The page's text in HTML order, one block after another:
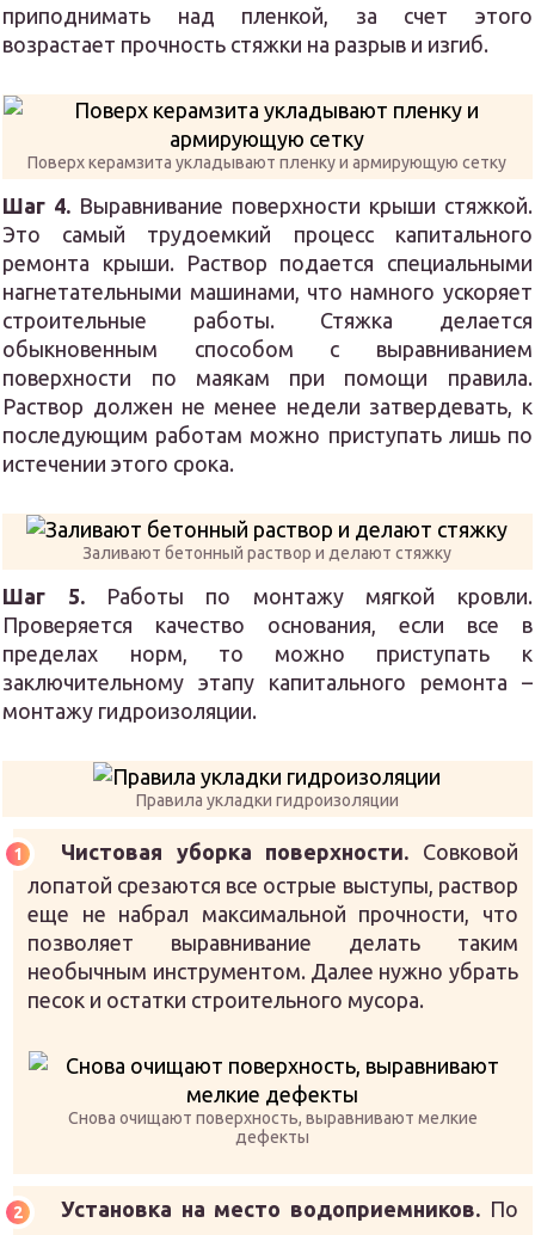
приподнимать над пленкой, за счет этого
возрастает прочность стяжки на разрыв и изгиб.
Поверх керамзита укладывают пленку и армирующую сетку
Шаг 4. Выравнивание поверхности крыши стяжкой.
Это самый трудоемкий процесс капитального
ремонта крыши. Раствор подается специальными
нагнетательными машинами, что намного ускоряет
строительные работы. Стяжка делается
обыкновенным способом с выравниванием
поверхности по маякам при помощи правила.
Раствор должен не менее недели затвердевать, к
последующим работам можно приступать лишь по
истечении этого срока.
Заливают бетонный раствор и делают стяжку
Шаг 5.Работы по монтажу мягкой кровли.
Проверяется качество основания, если все в
пределах норм, то можно приступать к
заключительному этапу капитального ремонта –
монтажу гидроизоляции.
Правила укладки гидроизоляции
Чистовая уборка поверхности. Совковой
лопатой срезаются все острые выступы, раствор
еще не набрал максимальной прочности, что
позволяет выравнивание делать таким
необычным инструментом. Далее нужно убрать
песок и остатки строительного мусора.
Снова очищают поверхность, выравнивают мелкие
дефекты
Установка на место водоприемников. По